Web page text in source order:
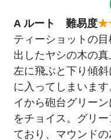
A ルート 難易度
ティーショットの
出したヤシの木の
左に飛ぶと下り傾
に入ってしまいま
イから砲台グリー
をチョイス。グリ
ており、マウンド